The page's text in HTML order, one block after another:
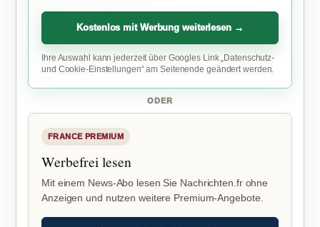
Kostenlos mit Werbung weiterlesen →
Ihre Auswahl kann jederzeit über Googles Link „Datenschutz-
und Cookie-Einstellungen“ am Seitenende geändert werden.
ODER
FRANCE PREMIUM
Werbefrei lesen
Mit einem News-Abo lesen Sie Nachrichten.fr ohne
Anzeigen und nutzen weitere Premium-Angebote.